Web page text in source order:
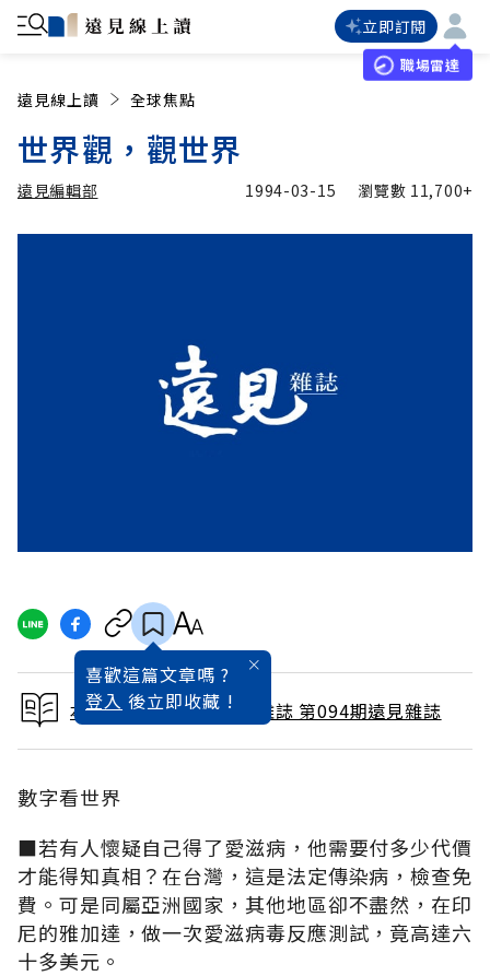
立即訂閱
職場雷達
遠見線上讀 全球焦點
世界觀，觀世界
遠見編輯部 1994-03-15 瀏覽數 11,700+
喜歡這篇文章嗎 ?
登入 後立即收藏 !
本文出自 1994 / 4月號雜誌 第094期遠見雜誌
數字看世界
■若有人懷疑自己得了愛滋病，他需要付多少代價
才能得知真相？在台灣，這是法定傳染病，檢查免
費。可是同屬亞洲國家，其他地區卻不盡然，在印
尼的雅加達，做一次愛滋病毒反應測試，竟高達六
十多美元。